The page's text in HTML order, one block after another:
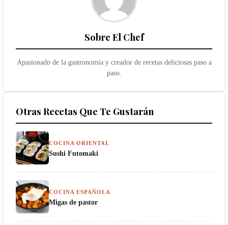
Sobre El Chef
Apasionado de la gastronomía y creador de recetas deliciosas paso a
paso.
Otras Recetas Que Te Gustarán
COCINA ORIENTAL
Sushi Futomaki
COCINA ESPAÑOLA
Migas de pastor